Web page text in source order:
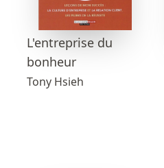
L'entreprise du
bonheur
Tony Hsieh